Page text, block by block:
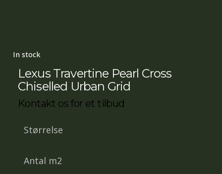
In stock
Lexus Travertine Pearl Cross
Chiselled Urban Grid
Kontakt os for et tilbud